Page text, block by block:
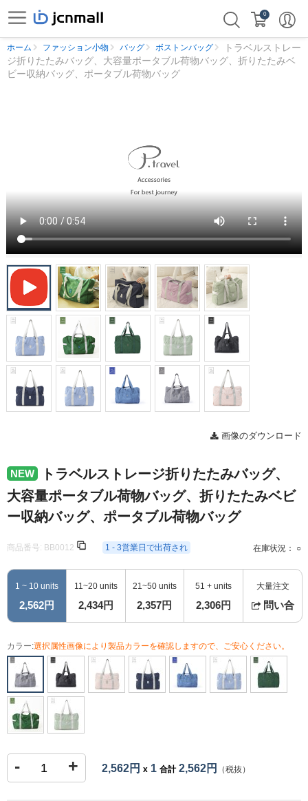
0
ホーム ファッション小物 バッグ ボストンバッグ
トラベルストレー
ジ折りたたみバッグ、大容量ポータブル荷物バッグ、折りたたみベ
ビー収納バッグ、ポータブル荷物バッグ
画像のダウンロード
NEW
トラベルストレージ折りたたみバッグ、
大容量ポータブル荷物バッグ、折りたたみベビ
ー収納バッグ、ポータブル荷物バッグ
商品番号: BB0012 1 - 3営業日で出荷され 在庫状況： ○
1 ~ 10 units
2,562円
11~20 units
2,434円
21~50 units
2,357円
51 + units
2,306円
大量注文
問い合
カラー:選択属性画像により製品カラーを確認しますので、ご安心ください。
- + 2,562円 x 1 合計2,562円 （税抜）